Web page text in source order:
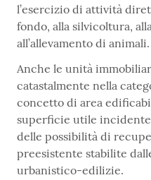
l’esercizio di attività
fondo, alla silvicoltura,
all’allevamento di animali.
Anche le unità
catastalmente nella
concetto di area
superficie utile
delle possibilità di
preesistente stabilite
urbanistico-edilizie.